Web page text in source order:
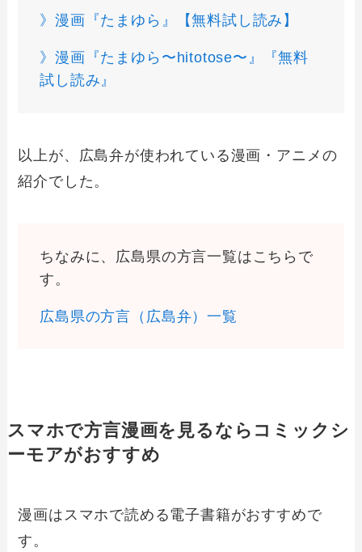
》漫画『たまゆら』【無料試し読み】
》漫画『たまゆら〜hitotose〜』『無料
試し読み』
以上が、広島弁が使われている漫画・アニメの
紹介でした。
ちなみに、広島県の方言一覧はこちらで
す。
広島県の方言（広島弁）一覧
スマホで方言漫画を見るならコミックシ
ーモアがおすすめ
漫画はスマホで読める電子書籍がおすすめで
す。